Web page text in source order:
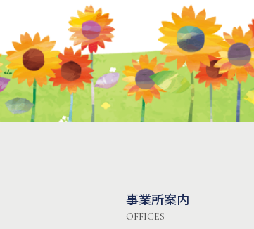
事業所案内
OFFICES